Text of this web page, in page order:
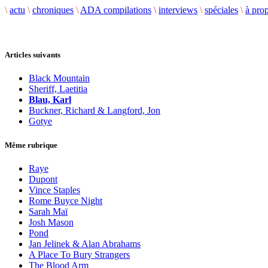
\ actu \ chroniques \ ADA compilations \ interviews \ spéciales \ à
Articles suivants
Black Mountain
Sheriff, Laetitia
Blau, Karl
Buckner, Richard & Langford, Jon
Gotye
Même rubrique
Raye
Dupont
Vince Staples
Rome Buyce Night
Sarah Maï
Josh Mason
Pond
Jan Jelinek & Alan Abrahams
A Place To Bury Strangers
The Blood Arm